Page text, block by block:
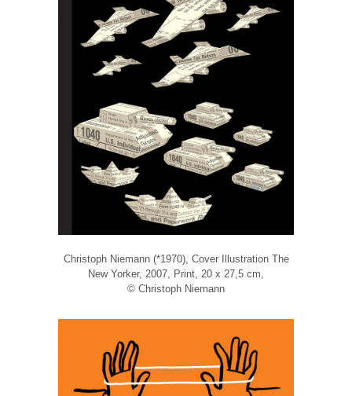
Christoph Niemann (*1970), Cover Illustration The
New Yorker, 2007, Print, 20 x 27,5 cm,
© Christoph Niemann